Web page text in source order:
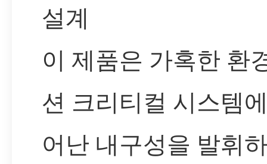
설계
이 제품은 가혹한 환
션 크리티컬 시스템
어난 내구성을 발휘